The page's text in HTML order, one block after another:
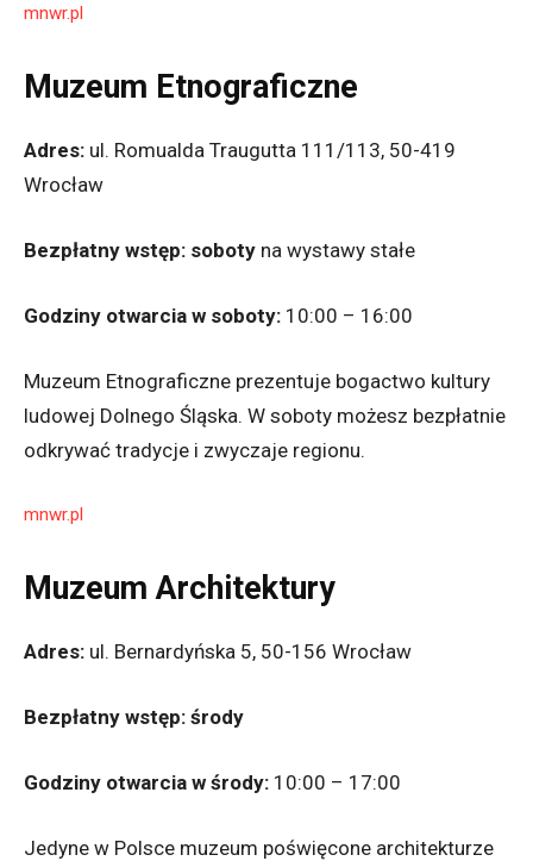
mnwr.pl
Muzeum Etnograficzne
Adres: ul. Romualda Traugutta 111/113, 50-419
Wrocław
Bezpłatny wstęp: soboty na wystawy stałe
Godziny otwarcia w soboty: 10:00 – 16:00
Muzeum Etnograficzne prezentuje bogactwo kultury
ludowej Dolnego Śląska. W soboty możesz bezpłatnie
odkrywać tradycje i zwyczaje regionu.
mnwr.pl
Muzeum Architektury
Adres: ul. Bernardyńska 5, 50-156 Wrocław
Bezpłatny wstęp: środy
Godziny otwarcia w środy: 10:00 – 17:00
Jedyne w Polsce muzeum poświęcone architekturze